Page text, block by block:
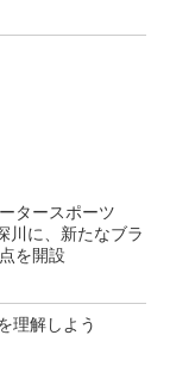
タースポーツ
川に、新たなブラ
を開設
理解しよう